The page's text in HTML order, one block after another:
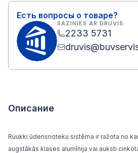
Есть вопросы о товаре?
SAZINIES AR DRUVIS:
2233 5731
Описание
Ruukki ūdensnoteku sistēma ir ražota no
augstākās klases alumīnija vai auksti